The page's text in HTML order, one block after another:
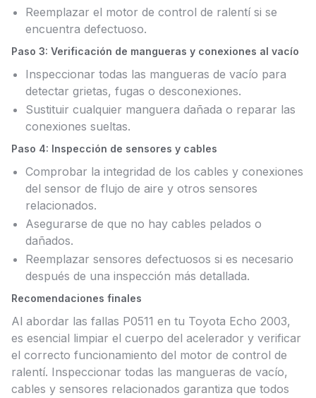
Reemplazar el motor de control de ralentí si se
encuentra defectuoso.
Paso 3: Verificación de mangueras y conexiones al vacío
Inspeccionar todas las mangueras de vacío para
detectar grietas, fugas o desconexiones.
Sustituir cualquier manguera dañada o reparar las
conexiones sueltas.
Paso 4: Inspección de sensores y cables
Comprobar la integridad de los cables y conexiones
del sensor de flujo de aire y otros sensores
relacionados.
Asegurarse de que no hay cables pelados o
dañados.
Reemplazar sensores defectuosos si es necesario
después de una inspección más detallada.
Recomendaciones finales
Al abordar las fallas P0511 en tu Toyota Echo 2003,
es esencial limpiar el cuerpo del acelerador y verificar
el correcto funcionamiento del motor de control de
ralentí. Inspeccionar todas las mangueras de vacío,
cables y sensores relacionados garantiza que todos